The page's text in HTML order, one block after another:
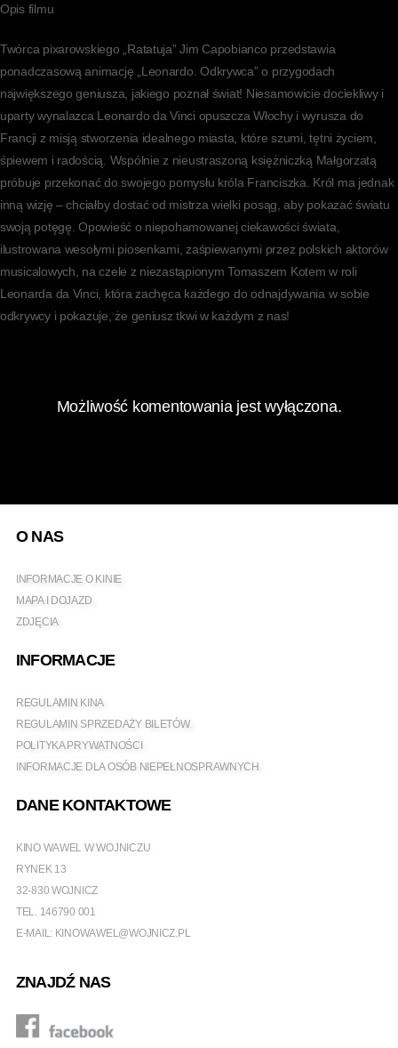
Opis filmu
Twórca pixarowskiego „Ratatuja” Jim Capobianco przedstawia
ponadczasową animację „Leonardo. Odkrywca” o przygodach
największego geniusza, jakiego poznał świat! Niesamowicie dociekliwy i
uparty wynalazca Leonardo da Vinci opuszcza Włochy i wyrusza do
Francji z misją stworzenia idealnego miasta, które szumi, tętni życiem,
śpiewem i radością. Wspólnie z nieustraszoną księżniczką Małgorzatą
próbuje przekonać do swojego pomysłu króla Franciszka. Król ma jednak
inną wizję – chciałby dostać od mistrza wielki posąg, aby pokazać światu
swoją potęgę. Opowieść o niepohamowanej ciekawości świata,
ilustrowana wesołymi piosenkami, zaśpiewanymi przez polskich aktorów
musicalowych, na czele z niezastąpionym Tomaszem Kotem w roli
Leonarda da Vinci, która zachęca każdego do odnajdywania w sobie
odkrywcy i pokazuje, że geniusz tkwi w każdym z nas!
Możliwość komentowania jest wyłączona.
O NAS
INFORMACJE O KINIE
MAPA I DOJAZD
ZDJĘCIA
INFORMACJE
REGULAMIN KINA
REGULAMIN SPRZEDAŻY BILETÓW
POLITYKA PRYWATNOŚCI
INFORMACJE DLA OSÓB NIEPEŁNOSPRAWNYCH
DANE KONTAKTOWE
KINO WAWEL W WOJNICZU
RYNEK 13
32-830 WOJNICZ
TEL. 146790 001
E-MAIL: KINOWAWEL@WOJNICZ.PL
ZNAJDŹ NAS